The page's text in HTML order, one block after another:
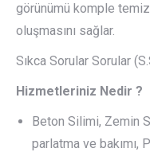
görünümü komple
oluşmasını sağlar.
Sıkca Sorular Sorular
Hizmetleriniz Nedir ?
Beton Silimi, Zemin
parlatma ve